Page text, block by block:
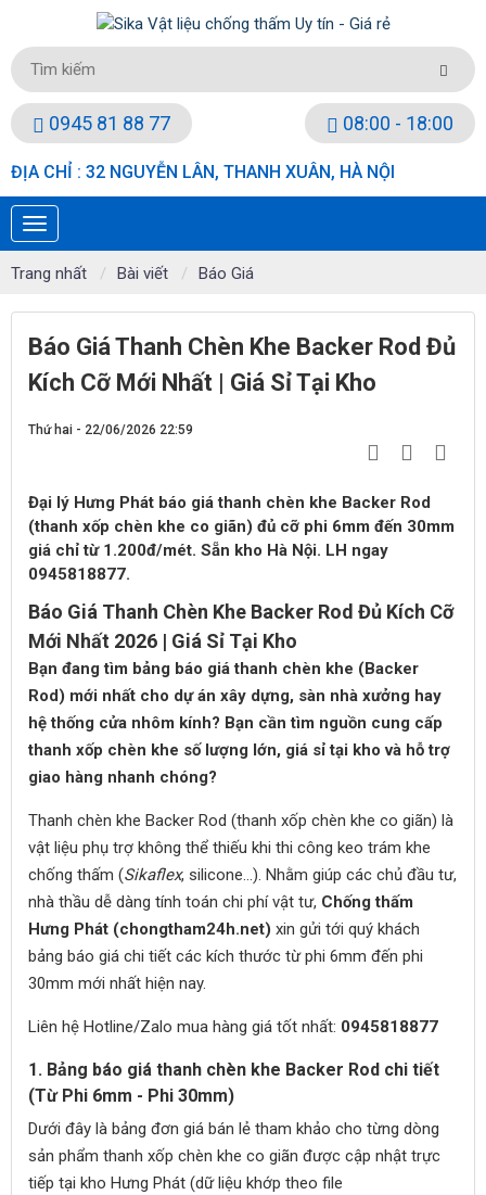
0945 81 88 77 08:00 - 18:00
ĐỊA CHỈ : 32 NGUYỄN LÂN, THANH XUÂN, HÀ NỘI
Trang nhất Bài viết Báo Giá
Báo Giá Thanh Chèn Khe Backer Rod Đủ
Kích Cỡ Mới Nhất | Giá Sỉ Tại Kho
Thứ hai - 22/06/2026 22:59
Đại lý Hưng Phát báo giá thanh chèn khe Backer Rod
(thanh xốp chèn khe co giãn) đủ cỡ phi 6mm đến 30mm
giá chỉ từ 1.200đ/mét. Sẵn kho Hà Nội. LH ngay
0945818877.
Báo Giá Thanh Chèn Khe Backer Rod Đủ Kích Cỡ
Mới Nhất 2026 | Giá Sỉ Tại Kho
Bạn đang tìm bảng báo giá thanh chèn khe (Backer
Rod) mới nhất cho dự án xây dựng, sàn nhà xưởng hay
hệ thống cửa nhôm kính? Bạn cần tìm nguồn cung cấp
thanh xốp chèn khe số lượng lớn, giá sỉ tại kho và hỗ trợ
giao hàng nhanh chóng?
Thanh chèn khe Backer Rod (thanh xốp chèn khe co giãn) là
vật liệu phụ trợ không thể thiếu khi thi công keo trám khe
chống thấm (Sikaflex, silicone...). Nhằm giúp các chủ đầu tư,
nhà thầu dễ dàng tính toán chi phí vật tư, Chống thấm
Hưng Phát (chongtham24h.net) xin gửi tới quý khách
bảng báo giá chi tiết các kích thước từ phi 6mm đến phi
30mm mới nhất hiện nay.
Liên hệ Hotline/Zalo mua hàng giá tốt nhất: 0945818877
1. Bảng báo giá thanh chèn khe Backer Rod chi tiết
(Từ Phi 6mm - Phi 30mm)
Dưới đây là bảng đơn giá bán lẻ tham khảo cho từng dòng
sản phẩm thanh xốp chèn khe co giãn được cập nhật trực
tiếp tại kho Hưng Phát (dữ liệu khớp theo file